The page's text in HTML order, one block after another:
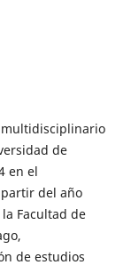
multidisciplinario
de
en el
partir del año
Facultad de
de estudios